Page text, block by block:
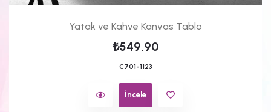
Yatak ve Kahve Kanvas Tablo
₺549,90
C701-1123
İncele